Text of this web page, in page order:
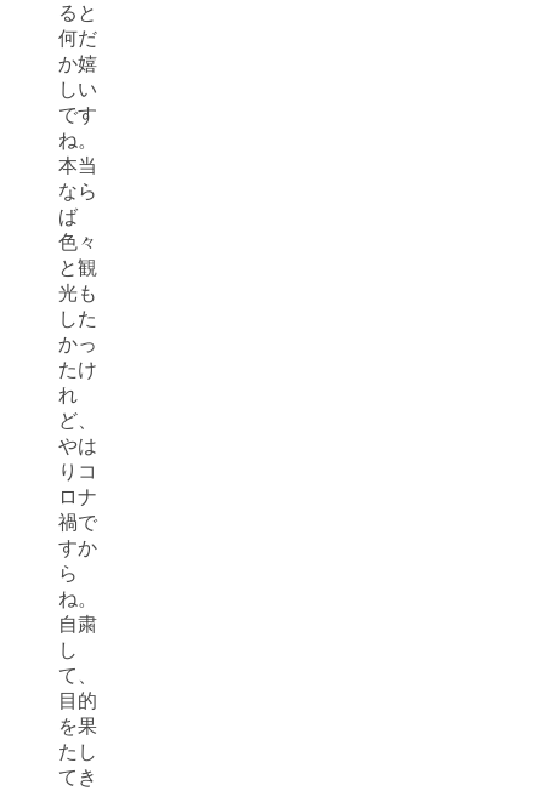
ると
何だ
か嬉
しい
です
ね。
本当
なら
ば
色々
と観
光も
した
かっ
たけ
れ
ど、
やは
りコ
ロナ
禍で
すか
ら
ね。
自粛
し
て、
目的
を果
たし
てき